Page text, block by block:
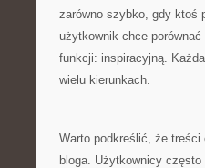
zarówno szybko, gdy ktoś
użytkownik chce
funkcji: inspiracyjną.
wielu kierunkach.
Warto podkreślić, że
bloga. Użytkownicy